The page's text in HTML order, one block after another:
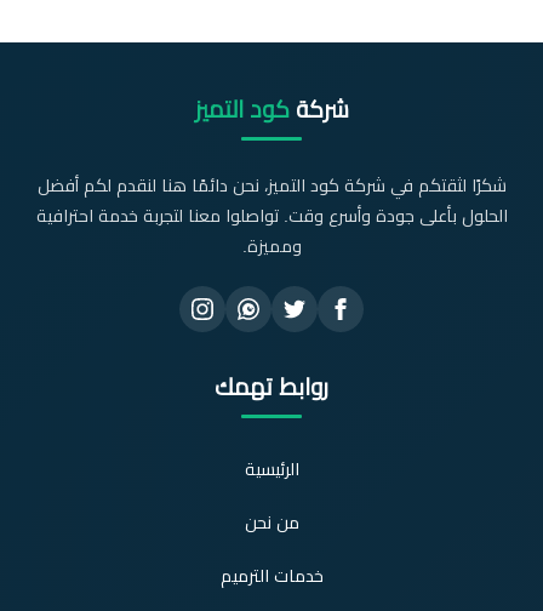
شركةكود التميز
شكرًا لثقتكم في شركة كود التميز، نحن دائمًا هنا لنقدم لكم أفضل
الحلول بأعلى جودة وأسرع وقت. تواصلوا معنا لتجربة خدمة احترافية
ومميزة.
روابط تهمك
الرئيسية
من نحن
خدمات الترميم